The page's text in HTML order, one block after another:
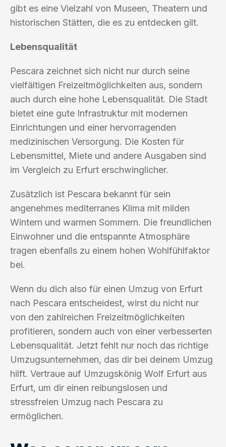
gibt es eine Vielzahl von Museen, Theatern und
historischen Stätten, die es zu entdecken gilt.
Lebensqualität
Pescara zeichnet sich nicht nur durch seine
vielfältigen Freizeitmöglichkeiten aus, sondern
auch durch eine hohe Lebensqualität. Die Stadt
bietet eine gute Infrastruktur mit modernen
Einrichtungen und einer hervorragenden
medizinischen Versorgung. Die Kosten für
Lebensmittel, Miete und andere Ausgaben sind
im Vergleich zu Erfurt erschwinglicher.
Zusätzlich ist Pescara bekannt für sein
angenehmes mediterranes Klima mit milden
Wintern und warmen Sommern. Die freundlichen
Einwohner und die entspannte Atmosphäre
tragen ebenfalls zu einem hohen Wohlfühlfaktor
bei.
Wenn du dich also für einen Umzug von Erfurt
nach Pescara entscheidest, wirst du nicht nur
von den zahlreichen Freizeitmöglichkeiten
profitieren, sondern auch von einer verbesserten
Lebensqualität. Jetzt fehlt nur noch das richtige
Umzugsunternehmen, das dir bei deinem Umzug
hilft. Vertraue auf Umzugskönig Wolf Erfurt aus
Erfurt, um dir einen reibungslosen und
stressfreien Umzug nach Pescara zu
ermöglichen.